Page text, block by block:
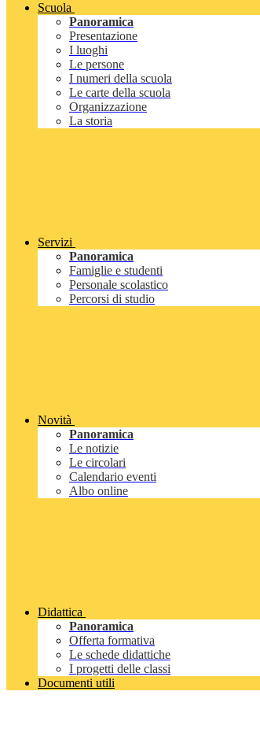
Scuola
Panoramica
Presentazione
I luoghi
Le persone
I numeri della scuola
Le carte della scuola
Organizzazione
La storia
Servizi
Panoramica
Famiglie e studenti
Personale scolastico
Percorsi di studio
Novità
Panoramica
Le notizie
Le circolari
Calendario eventi
Albo online
Didattica
Panoramica
Offerta formativa
Le schede didattiche
I progetti delle classi
Documenti utili